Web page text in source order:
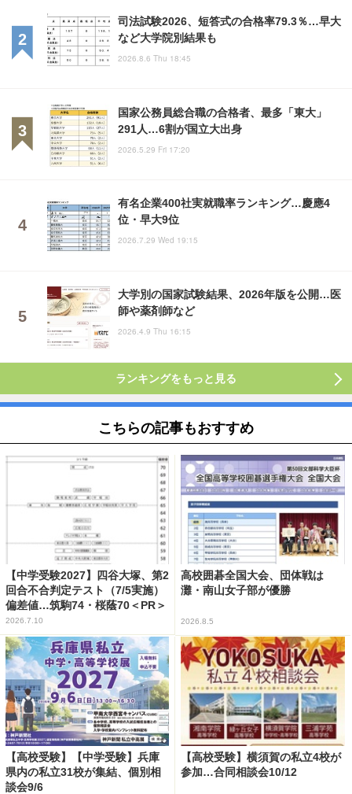
司法試験2026、短答式の合格率79.3％…早大
など大学院別結果も
2026.8.6 Thu 18:45
国家公務員総合職の合格者、最多「東大」
291人…6割が国立大出身
2026.5.29 Fri 17:20
有名企業400社実就職率ランキング…慶應4
位・早大9位
2026.7.29 Wed 19:15
大学別の国家試験結果、2026年版を公開…医
師や薬剤師など
2026.4.9 Thu 16:15
ランキングをもっと見る
こちらの記事もおすすめ
【中学受験2027】四谷大塚、第2
回合不合判定テスト（7/5実施）
偏差値…筑駒74・桜蔭70＜PR＞
2026.7.10
高校囲碁全国大会、団体戦は
灘・南山女子部が優勝
2026.8.5
【高校受験】【中学受験】兵庫
県内の私立31校が集結、個別相
談会9/6
【高校受験】横須賀の私立4校が
参加…合同相談会10/12